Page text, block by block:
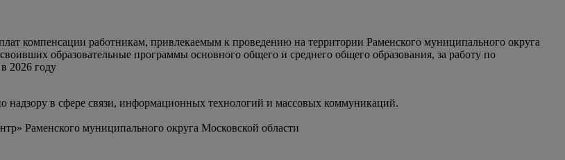
компенсации работникам, привлекаемым к проведению на территории Раменского муниципального округа
образовательные программы основного общего и среднего общего образования, за работу по
2026 году
в сфере связи, информационных технологий и массовых коммуникаций.
Раменского муниципального округа Московской области